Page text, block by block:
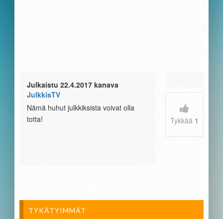
Julkaistu 22.4.2017 kanava
JulkkisTV
Nämä huhut julkkiksista voivat olla
totta!
Tykkää 1
TYKÄTYIMMÄT